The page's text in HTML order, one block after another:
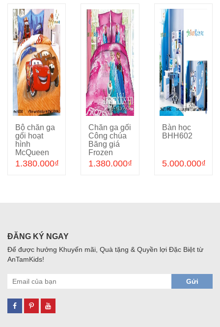
Chọn sản phẩm
Bộ chăn ga
gối hoạt
hình
McQueen
cực đẹp
cho bé trai
1.380.000₫
Chọn sản phẩm
Chăn ga gối
Công chúa
Băng giá
Frozen
Anna Elsa
5D hồng
1.380.000₫
Cho vào giỏ hàng
Bàn học
BHH602
5.000.000₫
ĐĂNG KÝ NGAY
Để được hưởng Khuyến mãi, Quà tặng & Quyền lợi Đặc Biệt từ
AnTamKids!
Gửi